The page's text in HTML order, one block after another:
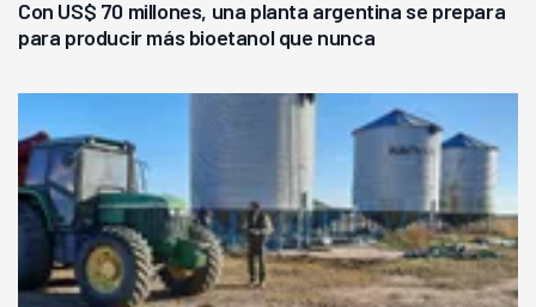
Con US$ 70 millones, una planta argentina se prepara
para producir más bioetanol que nunca